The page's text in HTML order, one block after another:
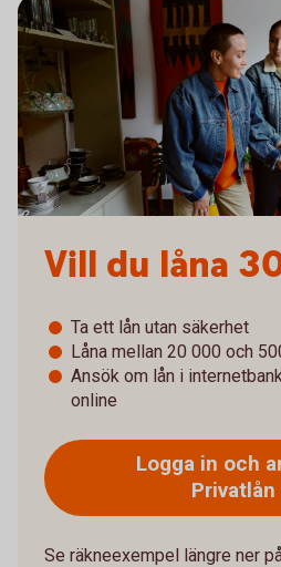
Vill du låna
Ta ett lån utan säkerhet
Låna mellan 20 000 och
Ansök om lån i
online
Logga in och
Privatlån
Se räkneexempel längre ner